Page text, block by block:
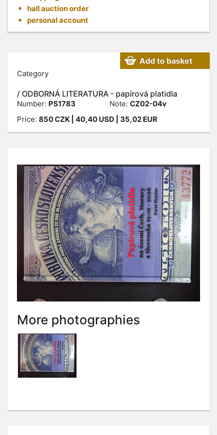
hall auction order
personal account
Category
/ ODBORNÁ LITERATURA - papírová platidla
Add to basket
Number: PS1783 Note: CZ02-04v
Price: 850CZK | 40,40 USD | 35,02 EUR
More photographies